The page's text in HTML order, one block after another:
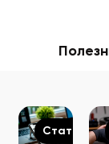
Статьи